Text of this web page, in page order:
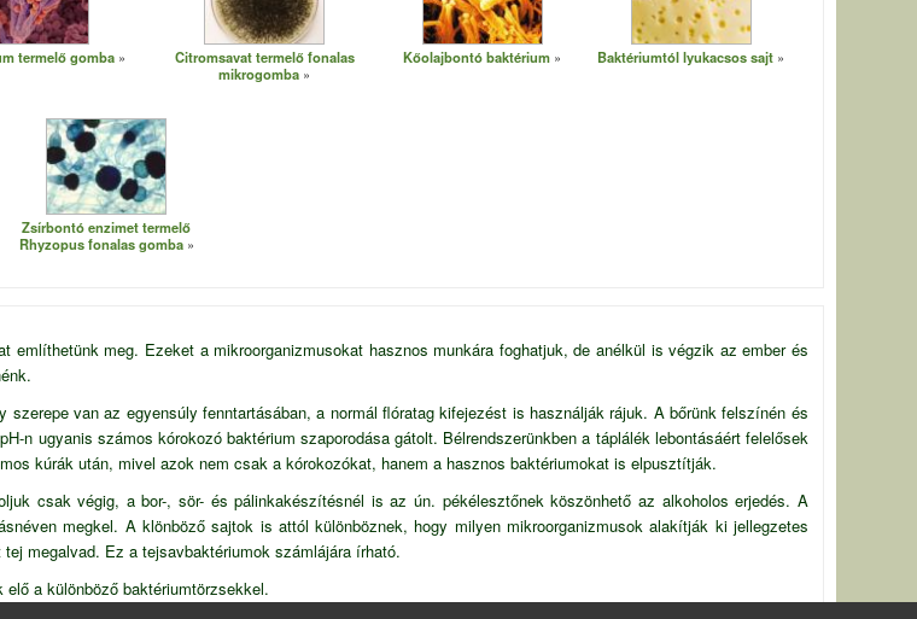
termelő gomba
Citromsavat termelő fonalas
mikrogomba
Kőolajbontó baktérium Baktériumtól lyukacsos sajt
Zsírbontó enzimet termelő
Rhyzopus fonalas gomba
meg. Ezeket a mikroorganizmusokat hasznos munkára foghatjuk, de anélkül is végzik az ember és
van az egyensúly fenntartásában, a normál flóratag kifejezést is használják rájuk. A bőrünk felszínén és
n ugyanis számos kórokozó baktérium szaporodása gátolt. Bélrendszerünkben a táplálék lebontásáért felelősek
kúrák után, mivel azok nem csak a kórokozókat, hanem a hasznos baktériumokat is elpusztítják.
csak végig, a bor-, sör- és pálinkakészítésnél is az ún. pékélesztőnek köszönhető az alkoholos erjedés. A
megkel. A klönböző sajtok is attól különböznek, hogy milyen mikroorganizmusok alakítják ki jellegzetes
megalvad. Ez a tejsavbaktériumok számlájára írható.
a különböző baktériumtörzsekkel.